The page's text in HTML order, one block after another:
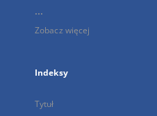
...
Zobacz więcej
Indeksy
Tytuł